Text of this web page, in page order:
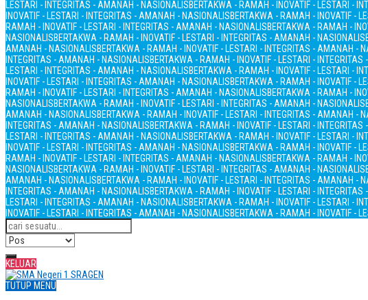
LESTARI - INTEGRITAS - AMANAH - NASIONALISBERTAKWA - RAMAH - INOVATIF - LESTARI -
INOVATIF - LESTARI - INTEGRITAS - AMANAH - NASIONALISBERTAKWA - RAMAH - INOVATIF -
RAMAH - INOVATIF - LESTARI - INTEGRITAS - AMANAH - NASIONALISBERTAKWA - RAMAH -
NASIONALISBERTAKWA - RAMAH - INOVATIF - LESTARI - INTEGRITAS - AMANAH - NASIONALIS
AMANAH - NASIONALISBERTAKWA - RAMAH - INOVATIF - LESTARI - INTEGRITAS - AMANAH -
INTEGRITAS - AMANAH - NASIONALISBERTAKWA - RAMAH - INOVATIF - LESTARI -
LESTARI - INTEGRITAS - AMANAH - NASIONALISBERTAKWA - RAMAH - INOVATIF - LESTARI -
INOVATIF - LESTARI - INTEGRITAS - AMANAH - NASIONALISBERTAKWA - RAMAH - INOVATIF -
RAMAH - INOVATIF - LESTARI - INTEGRITAS - AMANAH - NASIONALISBERTAKWA - RAMAH -
NASIONALISBERTAKWA - RAMAH - INOVATIF - LESTARI - INTEGRITAS - AMANAH - NASIONALIS
AMANAH - NASIONALISBERTAKWA - RAMAH - INOVATIF - LESTARI - INTEGRITAS - AMANAH -
INTEGRITAS - AMANAH - NASIONALISBERTAKWA - RAMAH - INOVATIF - LESTARI -
LESTARI - INTEGRITAS - AMANAH - NASIONALISBERTAKWA - RAMAH - INOVATIF - LESTARI -
INOVATIF - LESTARI - INTEGRITAS - AMANAH - NASIONALISBERTAKWA - RAMAH - INOVATIF -
RAMAH - INOVATIF - LESTARI - INTEGRITAS - AMANAH - NASIONALISBERTAKWA - RAMAH -
NASIONALISBERTAKWA - RAMAH - INOVATIF - LESTARI - INTEGRITAS - AMANAH - NASIONALIS
AMANAH - NASIONALISBERTAKWA - RAMAH - INOVATIF - LESTARI - INTEGRITAS - AMANAH -
INTEGRITAS - AMANAH - NASIONALISBERTAKWA - RAMAH - INOVATIF - LESTARI -
LESTARI - INTEGRITAS - AMANAH - NASIONALISBERTAKWA - RAMAH - INOVATIF - LESTARI -
INOVATIF - LESTARI - INTEGRITAS - AMANAH - NASIONALISBERTAKWA - RAMAH - INOVATIF -
KELUAR
TUTUP MENU